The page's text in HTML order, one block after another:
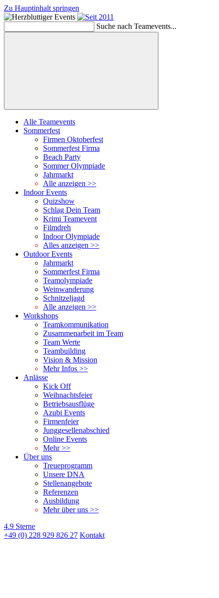
Zu Hauptinhalt springen
Suche nach Teamevents...
Alle Teamevents
Sommerfest
Firmen Oktoberfest
Sommerfest Firma
Beach Party
Sommer Olympiade
Jahrmarkt
Alle anzeigen >>
Indoor Events
Quizshow
Schlag Dein Team
Krimi Teamevent
Filmdreh
Indoor Olympiade
Alles anzeigen >>
Outdoor Events
Jahrmarkt
Sommerfest Firma
Teamolympiade
Weinwanderung
Schnitzeljagd
Alle anzeigen >>
Workshops
Teamkommunikation
Zusammenarbeit im Team
Team Werte
Teambuilding
Vision & Mission
Mehr Infos >>
Anlässe
Kick Off
Weihnachtsfeier
Betriebsausflüge
Azubi Events
Firmenfeier
Junggesellenabschied
Online Events
Mehr >>
Über uns
Treueprogramm
Unsere DNA
Stellenangebote
Referenzen
Ausbildung
Mehr über uns >>
4.9 Sterne
+49 (0) 228 929 826 27 Kontakt
Schließen